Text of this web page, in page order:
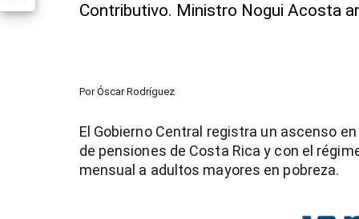
Contributivo. Ministro Nogui Acosta
Por Óscar Rodríguez
El Gobierno Central registra un ascenso
de pensiones de Costa Rica y con el
mensual a adultos mayores en pobreza.